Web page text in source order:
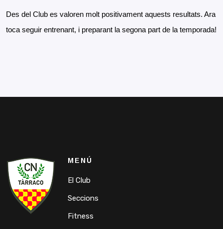
Des del Club es valoren molt positivament aquests resultats. Ara
toca seguir entrenant, i preparant la segona part de la temporada!
MENÚ
El Club
Seccions
Fitness